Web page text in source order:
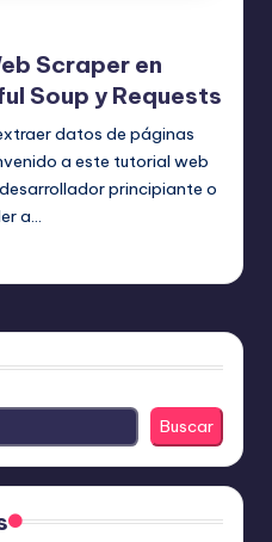
Scraper en
Soup y Requests
datos de páginas
a este tutorial web
principiante o
a…
Buscar